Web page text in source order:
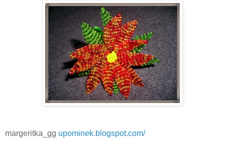
margeritka_gg upominek.blogspot.com/